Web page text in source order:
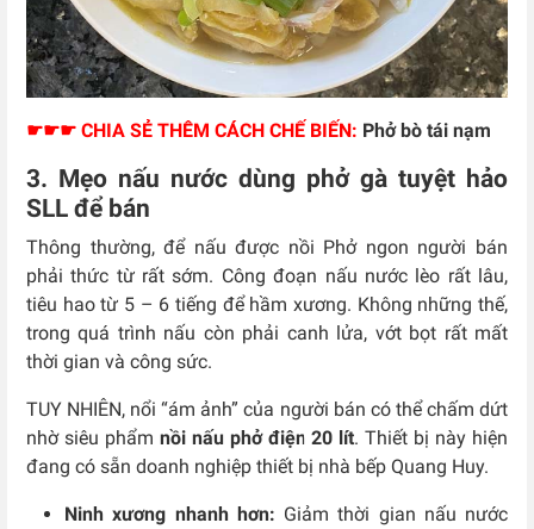
☛☛☛ CHIA SẺ THÊM CÁCH CHẾ BIẾN: Phở bò tái nạm
3. Mẹo nấu nước dùng phở gà tuyệt hảo
SLL để bán
Thông thường, để nấu được nồi Phở ngon người bán
phải thức từ rất sớm. Công đoạn nấu nước lèo rất lâu,
tiêu hao từ 5 – 6 tiếng để hầm xương. Không những thế,
trong quá trình nấu còn phải canh lửa, vớt bọt rất mất
thời gian và công sức.
TUY NHIÊN, nổi “ám ảnh” của người bán có thể chấm dứt
nhờ siêu phẩm nồi nấu phở điện 20 lít. Thiết bị này hiện
đang có sẵn doanh nghiệp thiết bị nhà bếp Quang Huy.
Ninh xương nhanh hơn: Giảm thời gian nấu nước